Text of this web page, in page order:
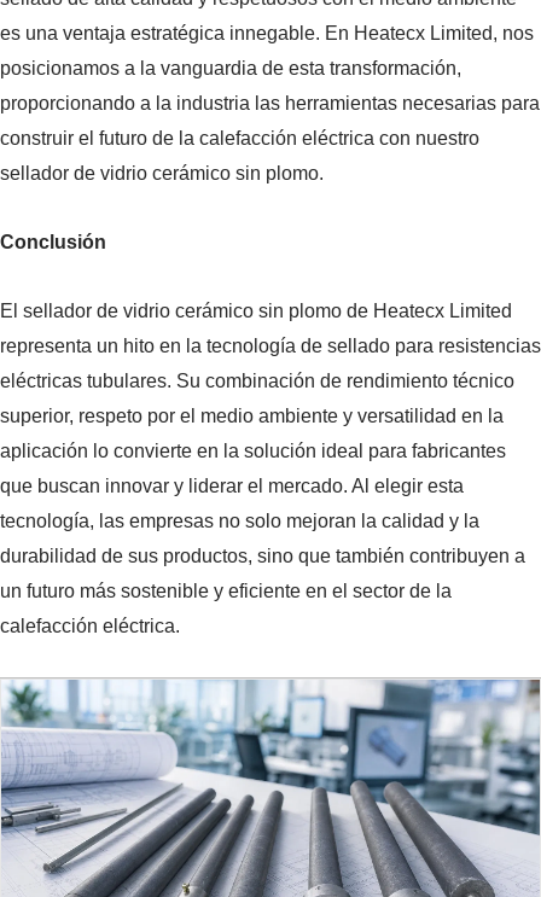
es una ventaja estratégica innegable. En Heatecx Limited, nos
posicionamos a la vanguardia de esta transformación,
proporcionando a la industria las herramientas necesarias para
construir el futuro de la calefacción eléctrica con nuestro
sellador de vidrio cerámico sin plomo.
Conclusión
El sellador de vidrio cerámico sin plomo de Heatecx Limited
representa un hito en la tecnología de sellado para resistencias
eléctricas tubulares. Su combinación de rendimiento técnico
superior, respeto por el medio ambiente y versatilidad en la
aplicación lo convierte en la solución ideal para fabricantes
que buscan innovar y liderar el mercado. Al elegir esta
tecnología, las empresas no solo mejoran la calidad y la
durabilidad de sus productos, sino que también contribuyen a
un futuro más sostenible y eficiente en el sector de la
calefacción eléctrica.